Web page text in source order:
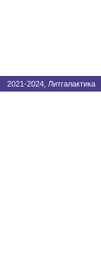
2021-2024,